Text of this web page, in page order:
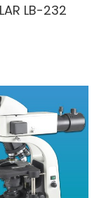
LB-232